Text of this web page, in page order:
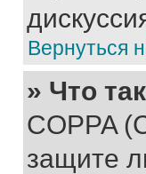
Вернуться
» Что
COPPA
защите